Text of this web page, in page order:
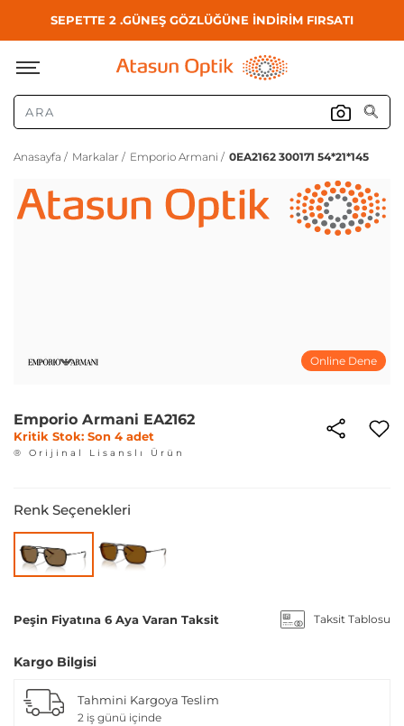
SEPETTE 2 .GÜNEŞ GÖZLÜĞÜNE İNDİRİM FIRSATI
Anasayfa / Markalar / Emporio Armani / 0EA2162 300171 54*21*145
Online Dene
Emporio Armani EA2162
Kritik Stok: Son 4 adet
® Orijinal Lisanslı Ürün
Renk Seçenekleri
Peşin Fiyatına 6 Aya Varan Taksit Taksit Tablosu
Kargo Bilgisi
Tahmini Kargoya Teslim
2 iş günü içinde